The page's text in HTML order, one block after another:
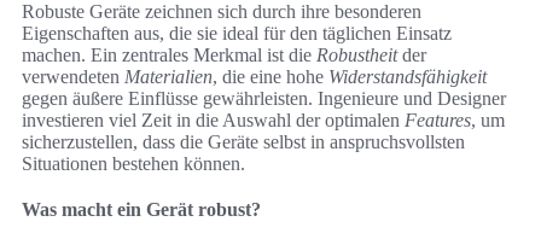
Robuste Geräte zeichnen sich durch ihre besonderen
Eigenschaften aus, die sie ideal für den täglichen Einsatz
machen. Ein zentrales Merkmal ist die Robustheitder
verwendeten Materialien, die eine hohe Widerstandsfähigkeit
gegen äußere Einflüsse gewährleisten. Ingenieure und Designer
investieren viel Zeit in die Auswahl der optimalen Features, um
sicherzustellen, dass die Geräte selbst in anspruchsvollsten
Situationen bestehen können.
Was macht ein Gerät robust?